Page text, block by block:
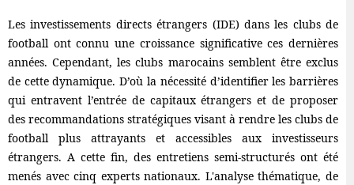
Les investissements directs étrangers (IDE) dans les clubs de
football ont connu une croissance significative ces dernières
années. Cependant, les clubs marocains semblent être exclus
de cette dynamique. D’où la nécessité d’identifier les barrières
qui entravent l’entrée de capitaux étrangers et de proposer
des recommandations stratégiques visant à rendre les clubs de
football plus attrayants et accessibles aux investisseurs
étrangers. A cette fin, des entretiens semi-structurés ont été
menés avec cinq experts nationaux. L'analyse thématique, de